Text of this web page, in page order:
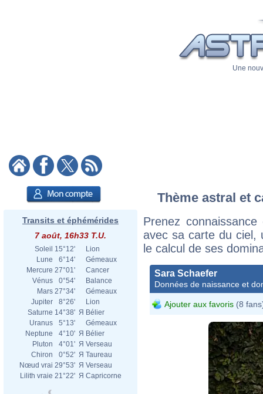
Une
Transits et éphémérides
7 août, 16h33 T.U.
Soleil 15°12'
Lion
Lune
6°14'
Gémeaux
Mercure 27°01'
Cancer
Vénus
0°54'
Balance
Mars 27°34'
Gémeaux
Jupiter
8°26'
Lion
Saturne 14°38' Я Bélier
Uranus
5°13'
Gémeaux
Neptune
4°10' Я Bélier
Pluton
4°01' Я Verseau
Chiron
0°52' Я Taureau
Nœud vrai 29°53' Я Verseau
Lilith vraie 21°22' Я Capricorne
Thème astral et
Prenez
avec sa carte du ciel,
le calcul de ses
Sara Schaefer
Données de naissance et
Ajouter aux favoris (8